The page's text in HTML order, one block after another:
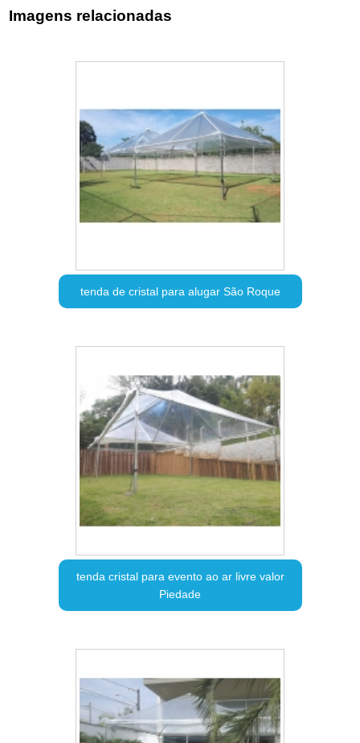
Imagens relacionadas
tenda de cristal para alugar São Roque
tenda cristal para evento ao ar livre valor
Piedade